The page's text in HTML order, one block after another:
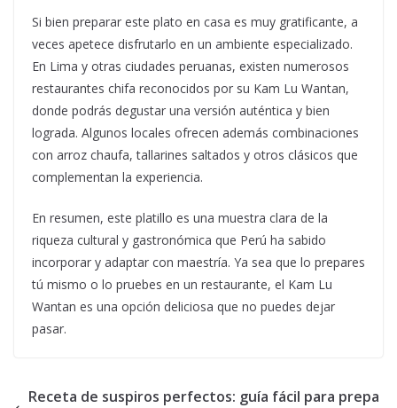
Si bien preparar este plato en casa es muy gratificante, a
veces apetece disfrutarlo en un ambiente especializado.
En Lima y otras ciudades peruanas, existen numerosos
restaurantes chifa reconocidos por su Kam Lu Wantan,
donde podrás degustar una versión auténtica y bien
lograda. Algunos locales ofrecen además combinaciones
con arroz chaufa, tallarines saltados y otros clásicos que
complementan la experiencia.
En resumen, este platillo es una muestra clara de la
riqueza cultural y gastronómica que Perú ha sabido
incorporar y adaptar con maestría. Ya sea que lo prepares
tú mismo o lo pruebes en un restaurante, el Kam Lu
Wantan es una opción deliciosa que no puedes dejar
pasar.
Receta de suspiros perfectos: guía fácil para prepa